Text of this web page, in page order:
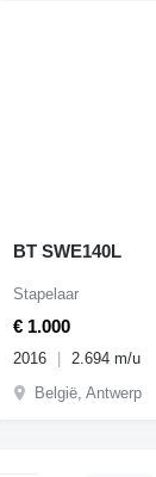
BT SWE140L
€ 1.000
Stapelaar
2016
2.694 m/u
België, Antwerp